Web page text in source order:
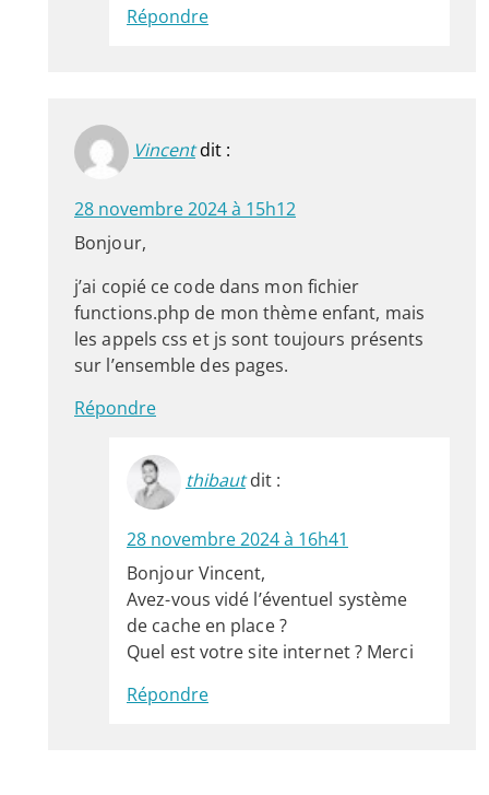
Répondre
Vincent dit :
28 novembre 2024 à 15h12
Bonjour,
j’ai copié ce code dans mon fichier
functions.php de mon thème enfant, mais
les appels css et js sont toujours présents
sur l’ensemble des pages.
Répondre
thibaut dit :
28 novembre 2024 à 16h41
Bonjour Vincent,
Avez-vous vidé l’éventuel système
de cache en place ?
Quel est votre site internet ? Merci
Répondre